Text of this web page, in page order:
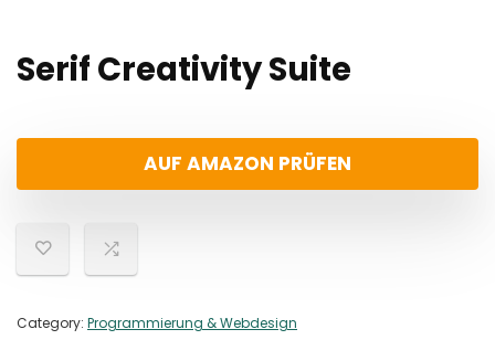
Serif Creativity Suite
AUF AMAZON PRÜFEN
Category: Programmierung & Webdesign